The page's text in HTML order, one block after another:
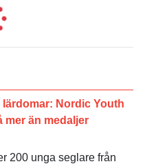
Nordic Youth
än medaljer
200 unga seglare från